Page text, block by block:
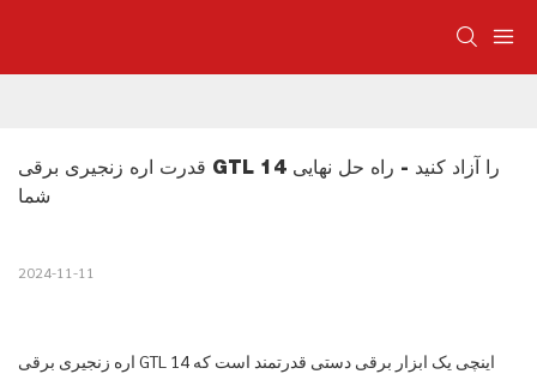
قدرت اره زنجیری برقی GTL 14 را آزاد کنید - راه حل نهایی
شما
2024-11-11
اره زنجیری برقی GTL 14 اینچی یک ابزار برقی دستی قدرتمند است که